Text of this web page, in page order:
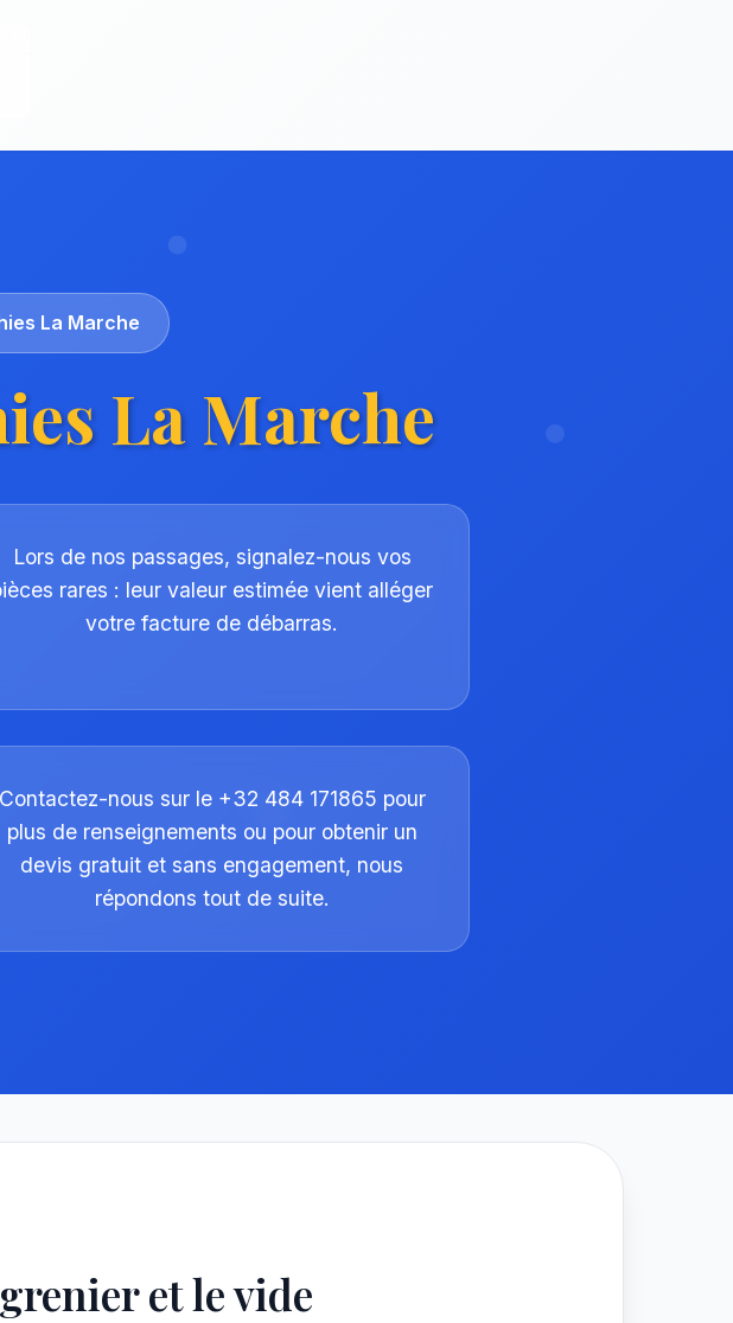
La Marche
La Marche
Lors de nos passages, signalez-nous vos
rares : leur valeur estimée vient alléger
votre facture de débarras.
Contactez-nous sur le +32 484 171865 pour
plus de renseignements ou pour obtenir un
devis gratuit et sans engagement, nous
répondons tout de suite.
et le vide